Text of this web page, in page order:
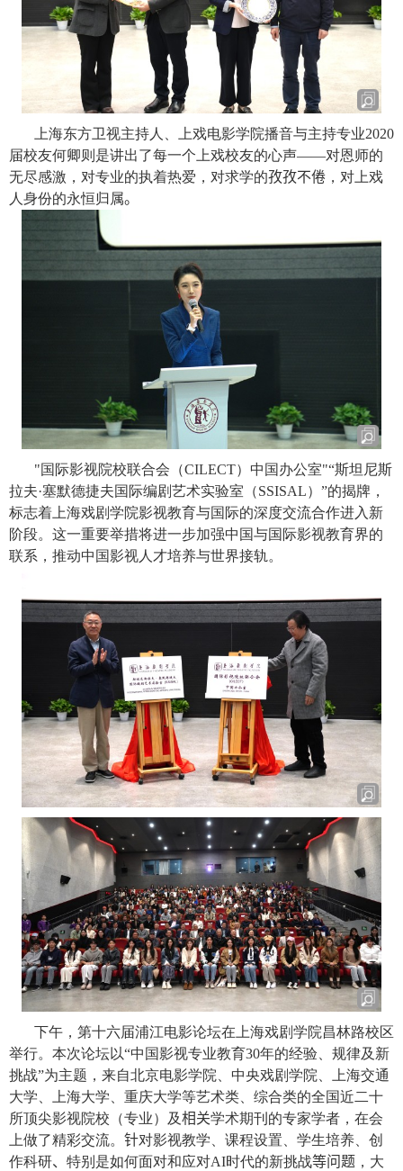
上海东方卫视主持人、上戏电影学院播音与主持专业2020
届校友何卿则是讲出了每一个上戏校友的心声——对恩师的
无尽感激，对专业的执着热爱，对求学的孜孜不倦 ，对上戏
人身份的永恒归属。
"国际影视院校联合会（CILECT）中国办公室"“斯坦尼斯
拉夫·塞默德捷夫国际编剧艺术实验室（SSISAL）”的揭牌，
标志着上海戏剧学院影视教育与国际的深度交流合作进入新
阶段。这一重要举措将进一步加强中国与国际影视教育界的
联系，推动中国影视人才培养与世界接轨。
下午，第十六届浦江电影论坛在上海戏剧学院昌林路校区
举行。本次论坛以“中国影视专业教育30年的经验、规律及新
挑战”为主题，来自北京电影学院、中央戏剧学院、上海交通
大学、上海大学、重庆大学等艺术类、综合类的全国近二十
所顶尖影视院校（专业）及相关学术期刊的专家学者，在会
上做了精彩交流。 针对影视教学、课程设置、学生培养、创
作科研、 特别是如何面对和应对AI时代的新挑战等问题 ，大